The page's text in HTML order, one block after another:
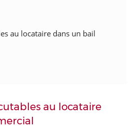
au locataire